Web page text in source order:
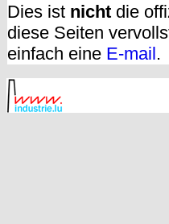
Dies ist nicht die
diese Seiten
einfach eine E-mail.